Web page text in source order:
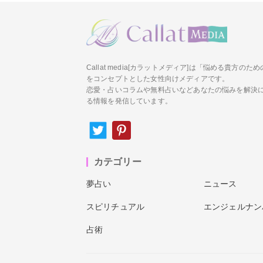
Callat media[カラットメディア]は「悩める貴方のため
をコンセプトとした女性向けメディアです。
恋愛・占いコラムや無料占いなどあなたの悩みを解決
る情報を発信しています。
カテゴリー
夢占い ニュース
スピリチュアル エンジェルナ
占術